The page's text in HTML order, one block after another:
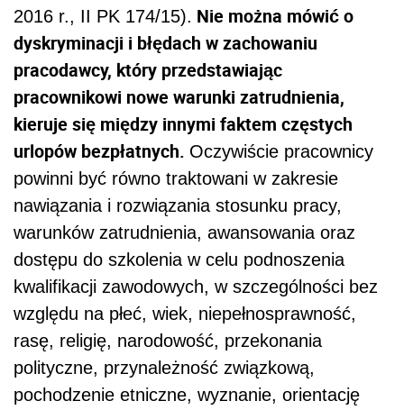
2016 r., II PK 174/15). Nie można mówić o
dyskryminacji i błędach w zachowaniu
pracodawcy, który przedstawiając
pracownikowi nowe warunki zatrudnienia,
kieruje się między innymi faktem częstych
urlopów bezpłatnych. Oczywiście pracownicy
powinni być równo traktowani w zakresie
nawiązania i rozwiązania stosunku pracy,
warunków zatrudnienia, awansowania oraz
dostępu do szkolenia w celu podnoszenia
kwalifikacji zawodowych, w szczególności bez
względu na płeć, wiek, niepełnosprawność,
rasę, religię, narodowość, przekonania
polityczne, przynależność związkową,
pochodzenie etniczne, wyznanie, orientację